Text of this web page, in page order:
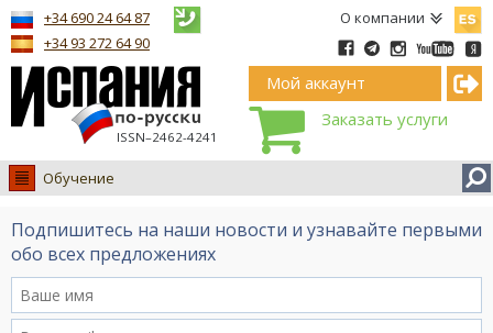
О компании
ISSN–2462-4241
+34 690 24 64 87
+34 93 272 64 90
Мой аккаунт
Заказать услуги
Испания
Иммиграция
Обучение
Лечение
Подпишитесь на наши новости и узнавайте первыми
обо всех предложениях